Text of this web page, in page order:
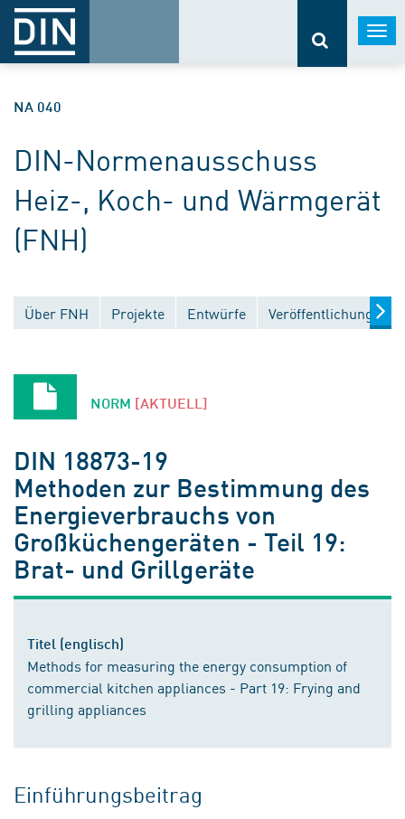
NA 040
DIN-Normenausschuss
Heiz-, Koch- und Wärmgerät
(FNH)
Über FNH Projekte Entwürfe Veröffentlichungen
NORM [AKTUELL]
DIN 18873-19
Methoden zur Bestimmung des
Energieverbrauchs von
Großküchengeräten - Teil 19:
Brat- und Grillgeräte
Titel (englisch)
Methods for measuring the energy consumption of
commercial kitchen appliances - Part 19: Frying and
grilling appliances
Einführungsbeitrag